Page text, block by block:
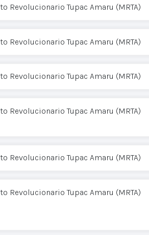
Revolucionario Tupac Amaru (MRTA)
Revolucionario Tupac Amaru (MRTA)
Revolucionario Tupac Amaru (MRTA)
Revolucionario Tupac Amaru (MRTA)
Revolucionario Tupac Amaru (MRTA)
Revolucionario Tupac Amaru (MRTA)